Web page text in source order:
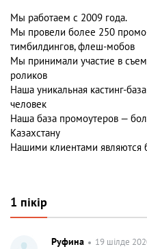
Мы работаем с 2009 года.
Мы провели более 250
тимбилдингов, флеш-мобов
Мы принимали участие в
роликов
Наша уникальная кастинг-
человек
Наша база промоутеров —
Казахстану
Нашими клиентами являются
1 пікір
Руфина 19 шілде